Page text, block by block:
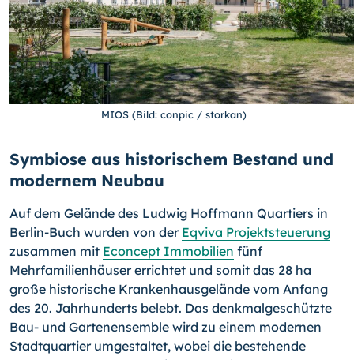
MIOS (Bild: conpic / storkan)
Symbiose aus historischem Bestand und
modernem Neubau
Auf dem Gelände des Ludwig Hoffmann Quartiers in
Berlin-Buch wurden von der Eqviva Projektsteuerung
zusammen mit Econcept Immobilien fünf
Mehrfamilienhäuser errichtet und somit das 28 ha
große historische Krankenhausgelände vom Anfang
des 20. Jahrhunderts belebt. Das denkmalgeschützte
Bau- und Gartenensemble wird zu einem modernen
Stadtquartier umgestaltet, wobei die bestehende